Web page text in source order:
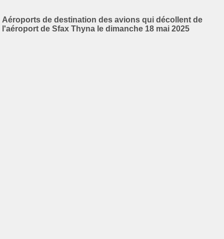
Aéroports de destination des avions qui décollent de
l'aéroport de Sfax Thyna le dimanche 18 mai 2025